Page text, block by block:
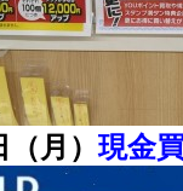
（月）現金